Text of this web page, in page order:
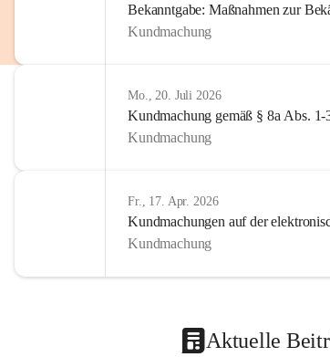
Bekanntgabe: Maßnahmen zur
Kundmachung
Mo., 20. Juli 2026
Kundmachung gemäß § 8a Abs.
Kundmachung
Fr., 17. Apr. 2026
Kundmachungen auf der
Kundmachung
Aktuelle